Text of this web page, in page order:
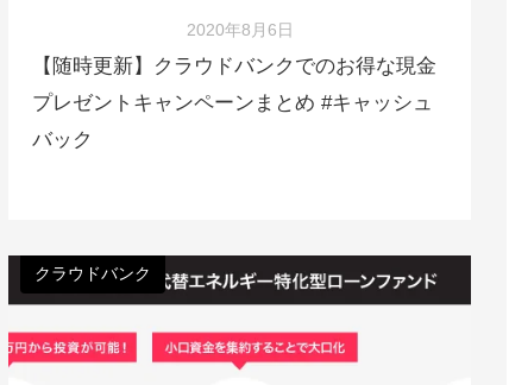
2020年8月6日
【随時更新】クラウドバンクでのお得な現金
プレゼントキャンペーンまとめ #キャッシュ
バック
クラウドバンク